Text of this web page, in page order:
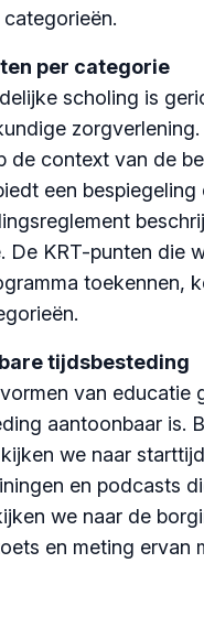
per categorie
scholing is
de context van de
een bespiegeling
De KRT-punten die
toekennen,
tijdsbesteding
van educatie
aantoonbaar is.
we naar
en podcasts
we naar de
en meting ervan